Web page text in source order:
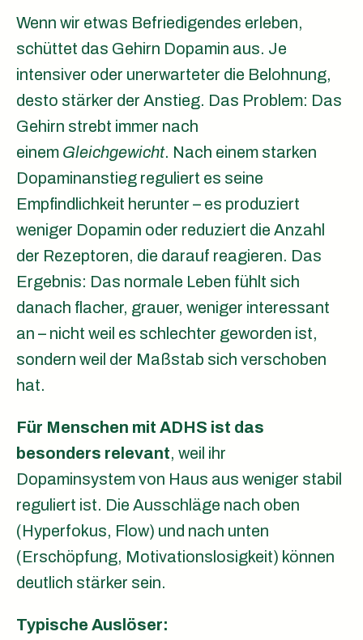
Wenn wir etwas Befriedigendes erleben,
schüttet das Gehirn Dopamin aus. Je
intensiver oder unerwarteter die Belohnung,
desto stärker der Anstieg. Das Problem: Das
Gehirn strebt immer nach
einem Gleichgewicht. Nach einem starken
Dopaminanstieg reguliert es seine
Empfindlichkeit herunter – es produziert
weniger Dopamin oder reduziert die Anzahl
der Rezeptoren, die darauf reagieren. Das
Ergebnis: Das normale Leben fühlt sich
danach flacher, grauer, weniger interessant
an – nicht weil es schlechter geworden ist,
sondern weil der Maßstab sich verschoben
hat.
Für Menschen mit ADHS ist das
besonders relevant, weil ihr
Dopaminsystem von Haus aus weniger stabil
reguliert ist. Die Ausschläge nach oben
(Hyperfokus, Flow) und nach unten
(Erschöpfung, Motivationslosigkeit) können
deutlich stärker sein.
Typische Auslöser: